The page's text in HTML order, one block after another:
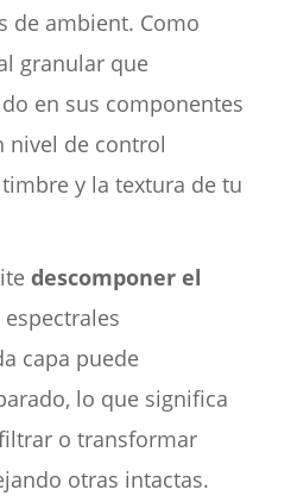
de ambient. Como
granular que
en sus componentes
nivel de control
y la textura de tu
descomponer el
capa puede
lo que significa
o transformar
otras intactas.